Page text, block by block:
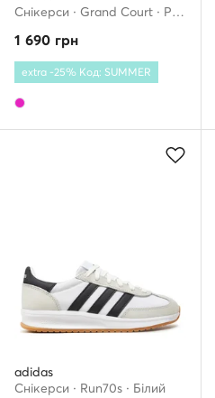
Снікерcи · Grand Court · Рожевий
1 690 грн
extra -25% Код: SUMMER
adidas
Снікерcи · Run70s · Білий